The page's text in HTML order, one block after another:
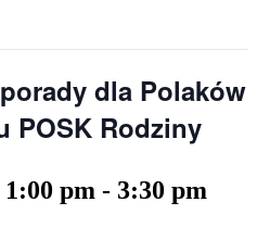
dla Polaków
POSK Rodziny
1:00 pm - 3:30 pm